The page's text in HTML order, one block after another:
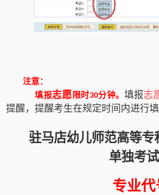
注意：
填报志愿 限时30分钟。 填报志
提醒，提醒考生在规定时间内进行填
驻马店幼儿师范高等专
单独考试
专业代